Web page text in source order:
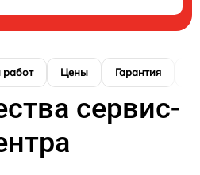
Цены Гарантия
сервис-